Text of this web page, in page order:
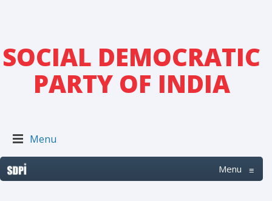
SOCIAL DEMOCRATIC
PARTY OF INDIA
Menu
Menu ≡